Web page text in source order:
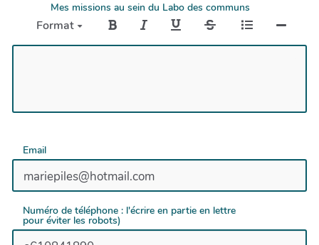
Il s'agit d'un accompagnement de "fond"
(structuration du projet) et de forme
(communication) afin que les porteurs
Mes missions au sein du Labo des communs
Format
Email
Numéro de téléphone : l'écrire en partie en lettre
pour éviter les robots)